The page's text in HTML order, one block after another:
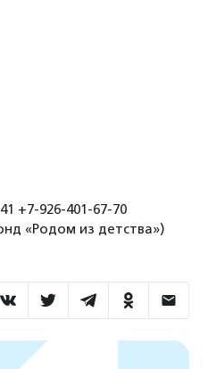
+7-926-401-67-70
«Родом из детства»)